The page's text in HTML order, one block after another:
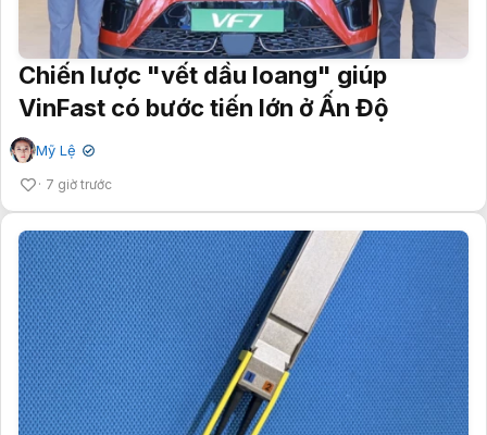
Chiến lược "vết dầu loang" giúp
VinFast có bước tiến lớn ở Ấn Độ
Mỹ Lệ ✔
7 giờ trước